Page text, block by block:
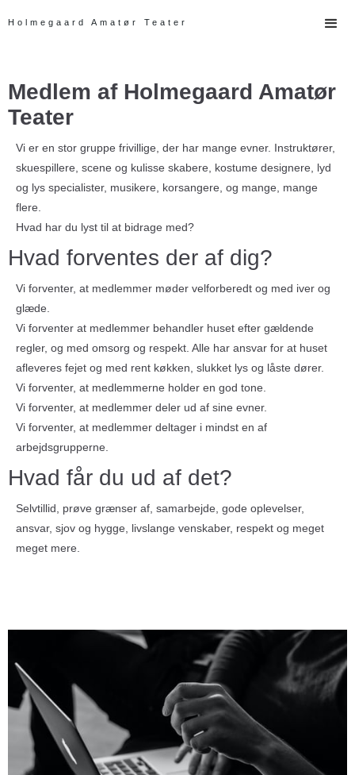
Holmegaard Amatør Teater
Medlem af Holmegaard Amatør
Teater
Vi er en stor gruppe frivillige, der har mange evner. Instruktører,
skuespillere, scene og kulisse skabere, kostume designere, lyd
og lys specialister, musikere, korsangere, og mange, mange
flere.
Hvad har du lyst til at bidrage med?
Hvad forventes der af dig?
Vi forventer, at medlemmer møder velforberedt og med iver og
glæde.
Vi forventer at medlemmer behandler huset efter gældende
regler, og med omsorg og respekt. Alle har ansvar for at huset
afleveres fejet og med rent køkken, slukket lys og låste dører.
Vi forventer, at medlemmerne holder en god tone.
Vi forventer, at medlemmer deler ud af sine evner.
Vi forventer, at medlemmer deltager i mindst en af
arbejdsgrupperne.
Hvad får du ud af det?
Selvtillid, prøve grænser af, samarbejde, gode oplevelser,
ansvar, sjov og hygge, livslange venskaber, respekt og meget
meget mere.